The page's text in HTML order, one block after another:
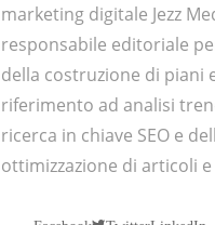
marketing digitale Jezz
responsabile editoriale
della costruzione di piani
riferimento ad analisi
ricerca in chiave SEO e
ottimizzazione di articoli